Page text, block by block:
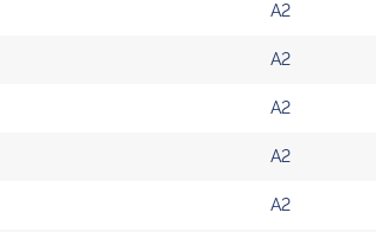
А2
А2
А2
А2
А2